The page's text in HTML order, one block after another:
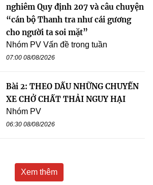
nghiêm Quy định 207 và câu chuyện
“cán bộ Thanh tra như cái gương
cho người ta soi mặt”
Nhóm PV Vấn đề trong tuần
07:00 08/08/2026
Bài 2: THEO DẤU NHỮNG CHUYẾN
XE CHỞ CHẤT THẢI NGUY HẠI
Nhóm PV
06:30 08/08/2026
Xem thêm